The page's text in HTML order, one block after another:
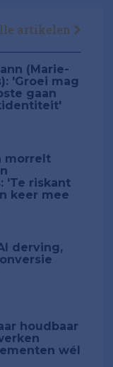
artikelen
(Marie-
'Groei mag
gaan
morrelt
'Te riskant
keer mee
derving,
houdbaar
wél